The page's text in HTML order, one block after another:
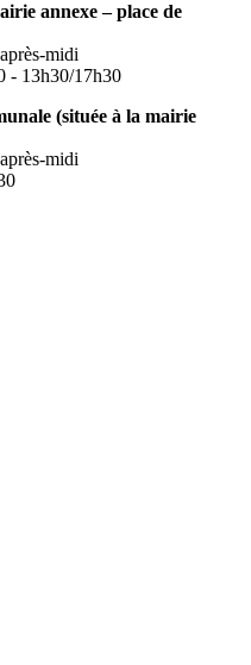
annexe – place de
midi
- 13h30/17h30
(située à la mairie
midi